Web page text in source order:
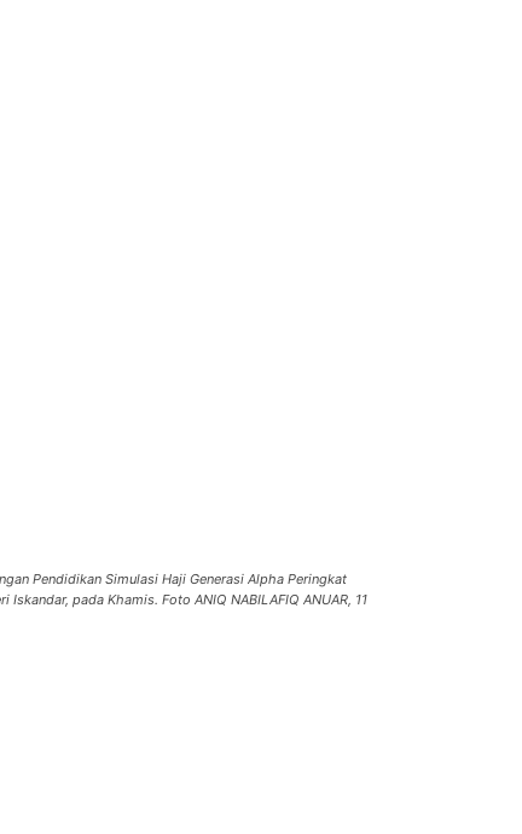
Pendidikan Simulasi Haji Generasi Alpha Peringkat
pada Khamis. Foto ANIQ NABILAFIQ ANUAR, 11